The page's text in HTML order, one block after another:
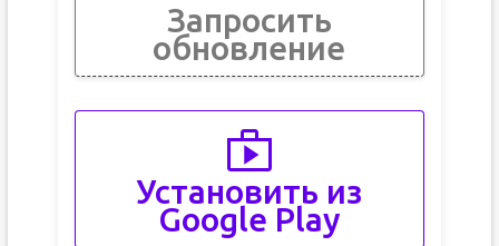
Запросить
обновление
Установить из
Google Play